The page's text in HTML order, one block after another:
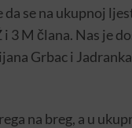
se na ukupnoj
M člana. Nas je
Grbac i
na breg, a u